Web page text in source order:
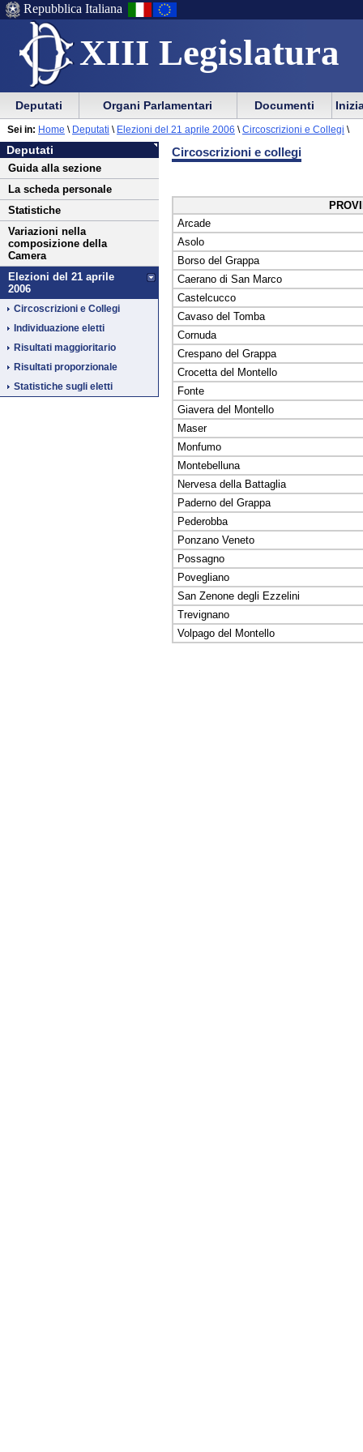
XIII Legislatura
Menu
di
ausilio
alla
navigazione
Vai
Menu
di
navigazione
principale
Repubblica Italiana
Menu
di
navigazione
principale
Vai
menu
di
sezione
Deputati Organi Parlamentari Documenti
Deputati
Vai
al
contenuto
Deputati
Guida alla sezione
La scheda personale
Statistiche
Variazioni nella
composizione della
Camera
Elezioni del 21 aprile
2006
Circoscrizioni e Collegi
Individuazione eletti
Risultati maggioritario
Risultati proporzionale
Statistiche sugli eletti
Sei in: Home \ Deputati \ Elezioni del 21 aprile 2006 \ Circoscrizioni e Collegi \
Circoscrizioni e collegi
Arcade
Asolo
Borso del Grappa
Caerano di San Marco
Castelcucco
Cavaso del Tomba
Cornuda
Crespano del Grappa
Crocetta del Montello
Fonte
Giavera del Montello
Maser
Monfumo
Montebelluna
Nervesa della Battaglia
Paderno del Grappa
Pederobba
Ponzano Veneto
Possagno
Povegliano
San Zenone degli Ezzelini
Trevignano
Volpago del Montello